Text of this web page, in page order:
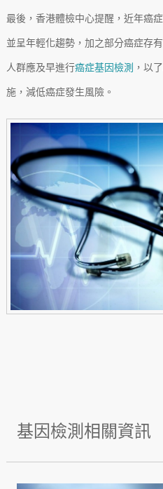
最後，香港體檢中心提醒，近年癌
並呈年輕化趨勢，加之部分癌症存
人群應及早進行癌症基因檢測 ，以
施，減低癌症發生風險。
基因檢測相關資訊